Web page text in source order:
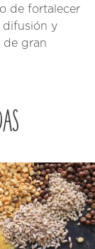
de fortalecer
difusión y
de gran